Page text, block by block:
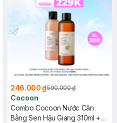
246.000 ₫590.000 ₫
Cocoon
Combo Cocoon Nước Cân
Bằng Sen Hậu Giang 310ml +